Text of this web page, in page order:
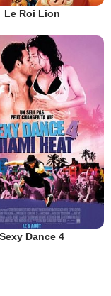
Le Roi Lion
Sexy Dance 4